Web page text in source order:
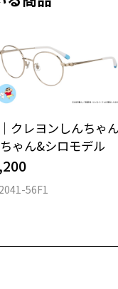
の重さ
いください。
クレヨンしんち
ゃん&シロモデル
56F1